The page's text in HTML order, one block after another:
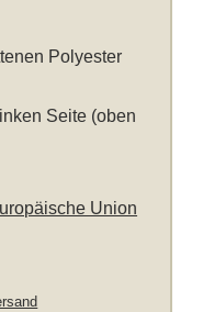
Polyester
Seite (oben
Union